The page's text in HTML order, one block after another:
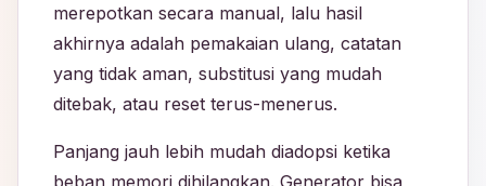
merepotkan secara manual, lalu hasil
akhirnya adalah pemakaian ulang, catatan
yang tidak aman, substitusi yang mudah
ditebak, atau reset terus-menerus.
Panjang jauh lebih mudah diadopsi ketika
beban memori dihilangkan. Generator bisa